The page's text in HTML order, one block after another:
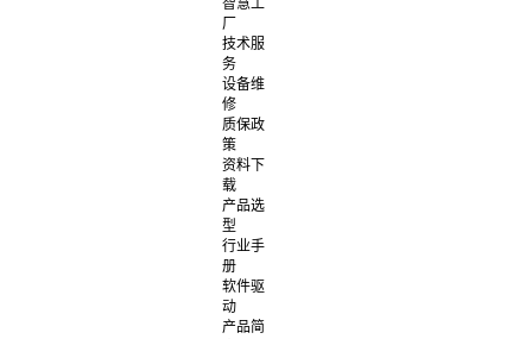
智慧工
厂
技术服
务
设备维
修
质保政
策
资料下
载
产品选
型
行业手
册
软件驱
动
产品简